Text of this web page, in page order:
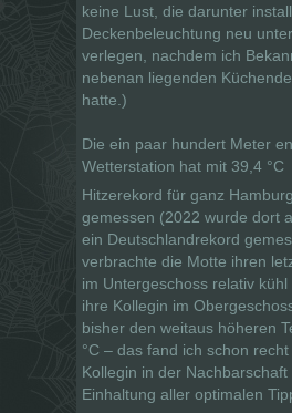
keine Lust, die darunter
Deckenbeleuchtung neu
verlegen, nachdem ich
nebenan liegenden
hatte.)
Die ein paar hundert Meter
Wetterstation hat mit 39,4 °C
Hitzerekord für ganz
gemessen (2022 wurde dort
ein Deutschlandrekord
verbrachte die Motte ihren
im Untergeschoss relativ kühl
ihre Kollegin im
bisher den weitaus höheren
°C – das fand ich schon
Kollegin in der Nachbarschaft
Einhaltung aller optimalen